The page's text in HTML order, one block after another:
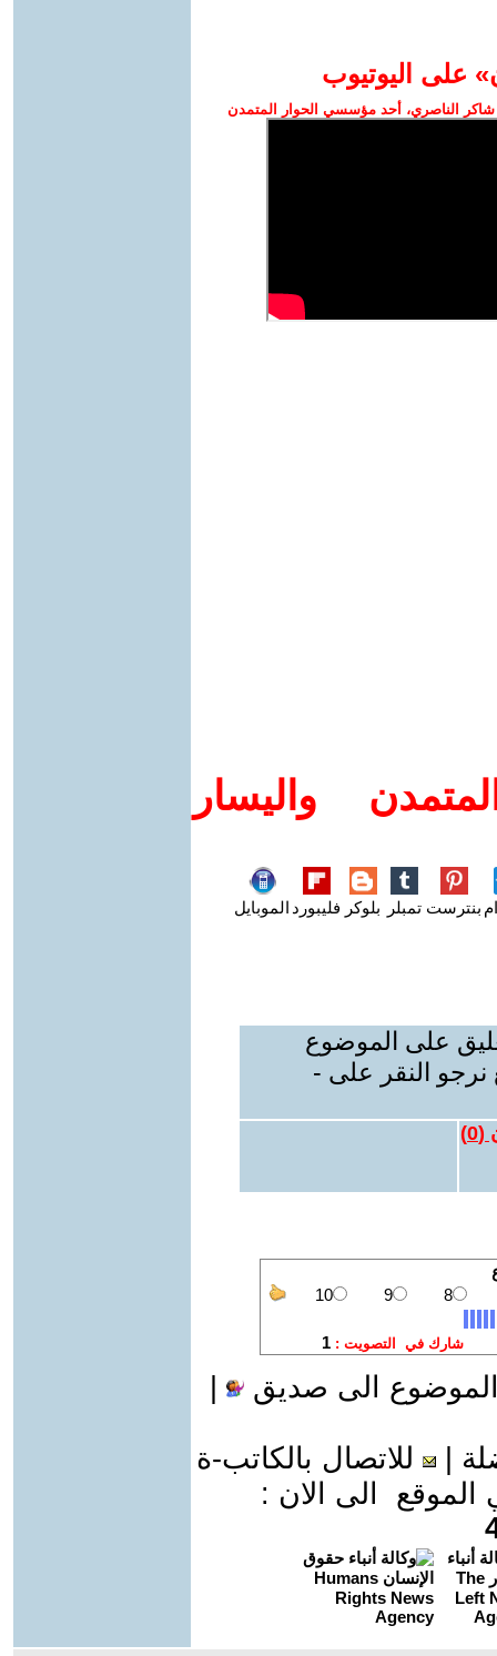
على اليوتيوب
الناصري، أحد مؤسسي الحوار المتمدن
واليسار
بنترست تمبلر بلوكر فليبورد الموبايل
على الموضوع
نرجو النقر على -
(
0
)
الى صديق
للاتصال بالكاتب-ة
الى الان :